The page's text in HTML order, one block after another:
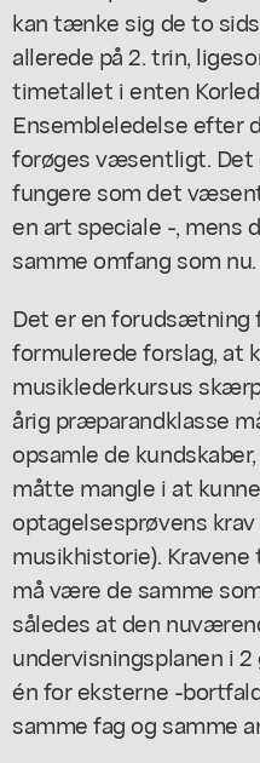
kan tænke sig de to
allerede på 2. trin,
timetallet i enten
Ensembleledelse efter
forøges væsentligt. Det
fungere som det
en art speciale -, mens
samme omfang som nu.
Det er en forudsætning
formulerede forslag, at
musiklederkursus
årig præparandklasse
opsamle de
måtte mangle i at
optagelsesprøvens
musikhistorie).
må være de samme
således at den
undervisningsplanen i
én for eksterne -
samme fag og samme